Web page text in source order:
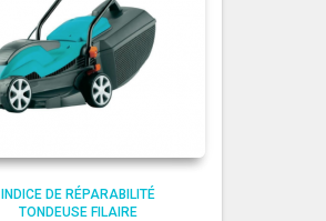
INDICE DE RÉPARABILITÉ
TONDEUSE FILAIRE